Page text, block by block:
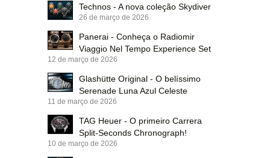
Technos - A nova coleção Skydiver
26 de março de 2026
Panerai - Conheça o Radiomir
Viaggio Nel Tempo Experience Set
12 de março de 2026
Glashütte Original - O belíssimo
Serenade Luna Azul Celeste
11 de março de 2026
TAG Heuer - O primeiro Carrera
Split-Seconds Chronograph!
10 de março de 2026